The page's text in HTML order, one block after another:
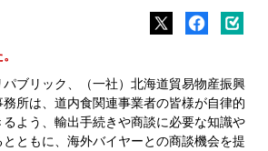
ブリック、（一社）北海道貿易物産振興
所は、道内食関連事業者の皆様が自律的
よう、輸出手続きや商談に必要な知識や
ともに、海外バイヤーとの商談機会を提